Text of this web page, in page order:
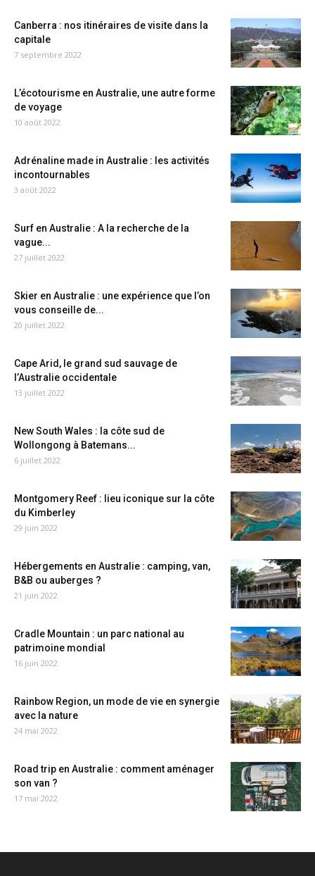
Canberra : nos itinéraires de visite dans la
capitale
7 septembre 2022
L’écotourisme en Australie, une autre forme
de voyage
10 août 2022
Adrénaline made in Australie : les activités
incontournables
3 août 2022
Surf en Australie : A la recherche de la
vague...
27 juillet 2022
Skier en Australie : une expérience que l’on
vous conseille de...
20 juillet 2022
Cape Arid, le grand sud sauvage de
l’Australie occidentale
13 juillet 2022
New South Wales : la côte sud de
Wollongong à Batemans...
6 juillet 2022
Montgomery Reef : lieu iconique sur la côte
du Kimberley
29 juin 2022
Hébergements en Australie : camping, van,
B&B ou auberges ?
21 juin 2022
Cradle Mountain : un parc national au
patrimoine mondial
16 juin 2022
Rainbow Region, un mode de vie en synergie
avec la nature
24 mai 2022
Road trip en Australie : comment aménager
son van ?
17 mai 2022